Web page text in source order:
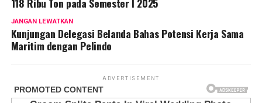
JANGAN LEWATKAN
Kunjungan Delegasi Belanda Bahas Potensi Kerja Sama
Maritim dengan Pelindo
ADVERTISEMENT